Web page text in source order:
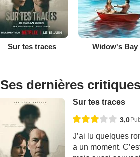
Sur tes traces Widow's Bay
Ses dernières
Sur tes traces
3,0
J’ai lu quelques
a un moment.